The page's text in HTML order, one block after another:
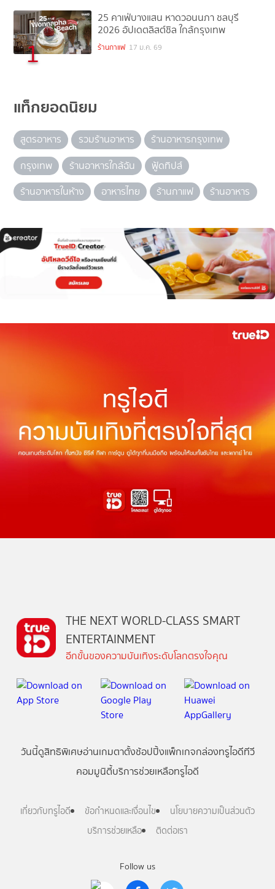
1
25 คาเฟ่บางแสน หาดวอนนภา ชลบุรี
2026 อัปเดตลิสต์ชิล ใกล้กรุงเทพ
ร้านกาแฟ 17 ม.ค. 69
แท็กยอดนิยม
สูตรอาหาร รวมร้านอาหาร
ร้านอาหารกรุงเทพ
กรุงเทพ
ร้านอาหารใกล้ฉัน
ฟู้ดทิปส์
ร้านอาหารในห้าง
อาหารไทย ร้านกาแฟ ร้านอาหาร
Follow us
THE NEXT WORLD-CLASS SMART
ENTERTAINMENT
อีกขั้นของความบันเทิงระดับโลกตรงใจคุณ
วันนี้ดูสิทธิพิเศษอ่านเกมตาตั้งช้อปปิ้งแพ็กเกจกล่องทรูไอดีทีวี
คอมมูนิตี้บริการช่วยเหลือทรูไอดี
เกี่ยวกับทรูไอดี ข้อกำหนดและเงื่อนไข
นโยบายความเป็นส่วนตัว
บริการช่วยเหลือ
ติดต่อเรา